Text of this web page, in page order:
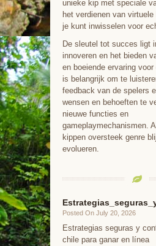
unieke kip met speciale
het verdienen van virtuele
je kunt inwisselen voor
De sleutel tot succes ligt
innoveren en het bieden
en boeiende ervaring
is belangrijk om te
feedback van de spelers
wensen en behoeften te
nieuwe functies en
gameplaymechanismen.
kippen oversteek genre
evolueren.
Posted On July 20, 2026
Estrategias seguras y
chile para ganar en línea